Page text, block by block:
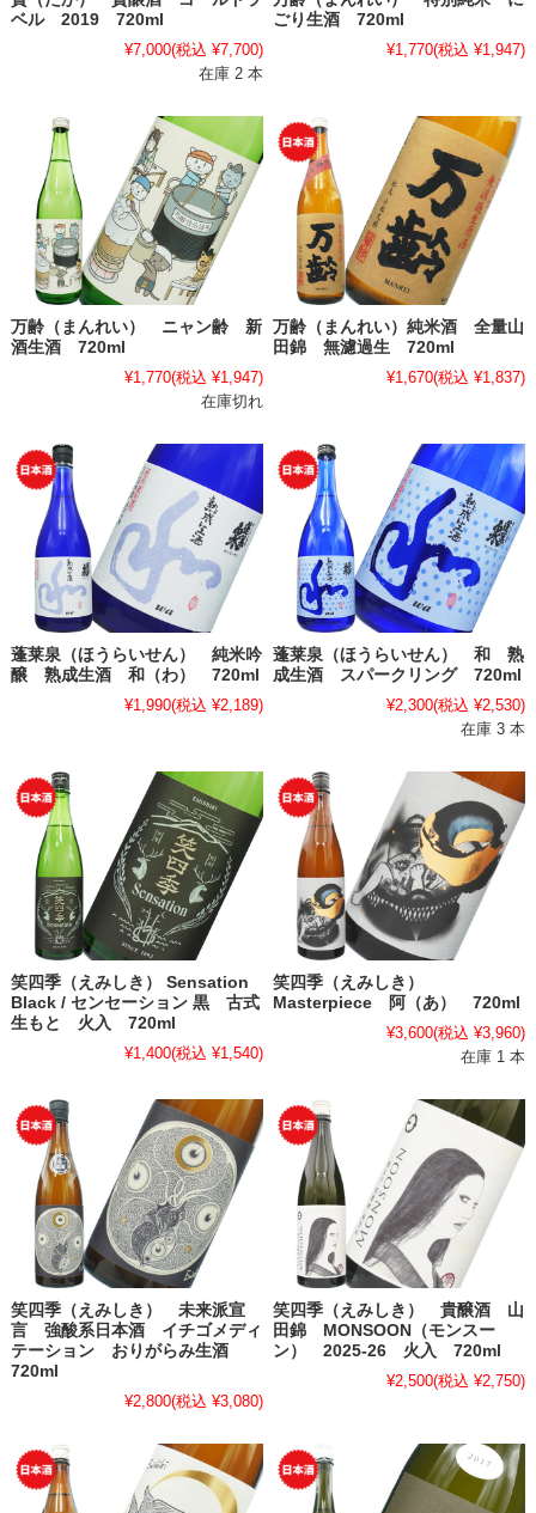
ベル 2019 720ml
¥7,000(税込 ¥7,700)
在庫 2 本
ごり生酒 720ml
¥1,770(税込 ¥1,947)
万齢（まんれい） ニャン齢 新
酒生酒 720ml
¥1,770(税込 ¥1,947)
在庫切れ
万齢（まんれい）純米酒 全量山
田錦 無濾過生 720ml
¥1,670(税込 ¥1,837)
蓬莱泉（ほうらいせん） 純米吟
醸 熟成生酒 和（わ） 720ml
¥1,990(税込 ¥2,189)
蓬莱泉（ほうらいせん） 和 熟
成生酒 スパークリング 720ml
¥2,300(税込 ¥2,530)
在庫 3 本
笑四季（えみしき） Sensation
Black / センセーション 黒 古式
生もと 火入 720ml
¥1,400(税込 ¥1,540)
笑四季（えみしき）
Masterpiece 阿（あ） 720ml
¥3,600(税込 ¥3,960)
在庫 1 本
笑四季（えみしき） 未来派宣
言 強酸系日本酒 イチゴメディ
テーション おりがらみ生酒
720ml
¥2,800(税込 ¥3,080)
笑四季（えみしき） 貴醸酒 山
田錦 MONSOON（モンスー
ン） 2025-26 火入 720ml
¥2,500(税込 ¥2,750)